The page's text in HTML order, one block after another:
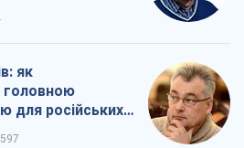
як
головною
для російських
597